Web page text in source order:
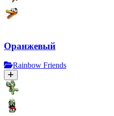
Оранжевый
Rainbow Friends